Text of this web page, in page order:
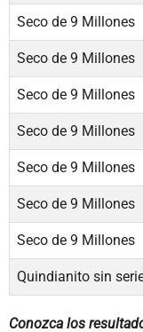
Seco de 9 Millones
Seco de 9 Millones
Seco de 9 Millones
Seco de 9 Millones
Seco de 9 Millones
Seco de 9 Millones
Seco de 9 Millones
Quindianito sin
Conozca los